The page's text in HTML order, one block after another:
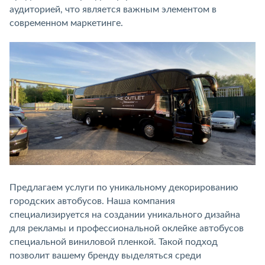
аудиторией, что является важным элементом в
современном маркетинге.
Предлагаем услуги по уникальному декорированию
городских автобусов. Наша компания
специализируется на создании уникального дизайна
для рекламы и профессиональной оклейке автобусов
специальной виниловой пленкой. Такой подход
позволит вашему бренду выделяться среди